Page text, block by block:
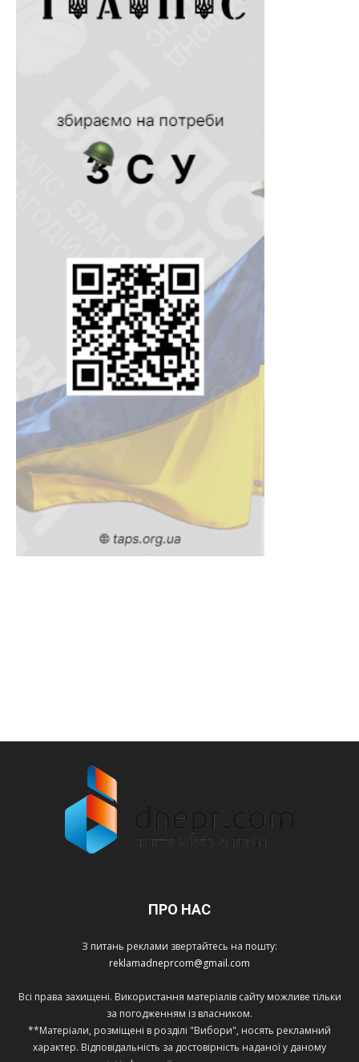
ПРО НАС
З питань реклами звертайтесь на пошту:
reklamadneprcom@gmail.com
Всі права захищені. Використання матеріалів сайту можливе тільки
за погодженням із власником.
**Матеріали, розміщені в розділі "Вибори", носять рекламний
характер. Відповідальність за достовірність наданої у даному